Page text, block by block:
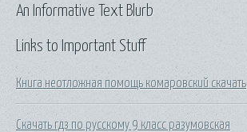
Links to Important Stuff
Книга неотложная помощь комаровский скачать
Скачать гдз по русскому 9 класс разумовская
An Informative Text Blurb